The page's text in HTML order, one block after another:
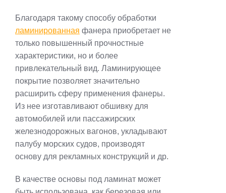
Благодаря такому способу обработки
ламинированная фанера приобретает не
только повышенный прочностные
характеристики, но и более
привлекательный вид. Ламинирующее
покрытие позволяет значительно
расширить сферу применения фанеры.
Из нее изготавливают обшивку для
автомобилей или пассажирских
железнодорожных вагонов, укладывают
палубу морских судов, производят
основу для рекламных конструкций и др.
В качестве основы под ламинат может